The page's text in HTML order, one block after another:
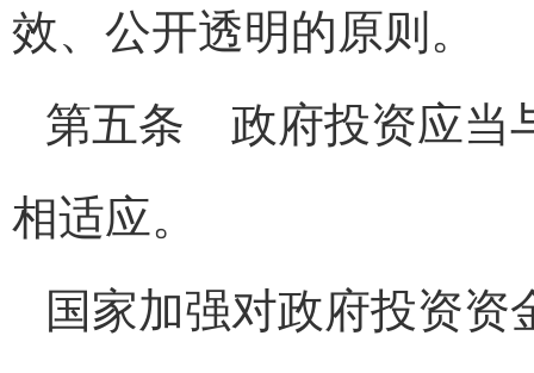
效、公开透明的原则。
第五条 政府投资应当
相适应。
国家加强对政府投资资